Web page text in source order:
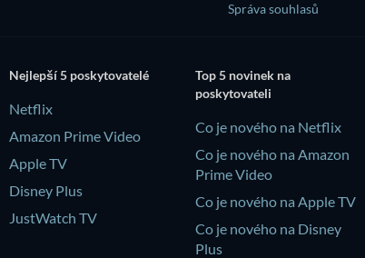
Správa souhlasů
Nejlepší 5 poskytovatelé
Netflix
Amazon Prime Video
Apple TV
Disney Plus
JustWatch TV
Top 5 novinek na
poskytovateli
Co je nového na Netflix
Co je nového na Amazon
Prime Video
Co je nového na Apple TV
Co je nového na Disney
Plus